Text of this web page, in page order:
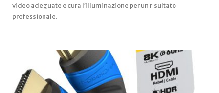
video adeguate e cura l’illuminazione per un risultato
professionale.